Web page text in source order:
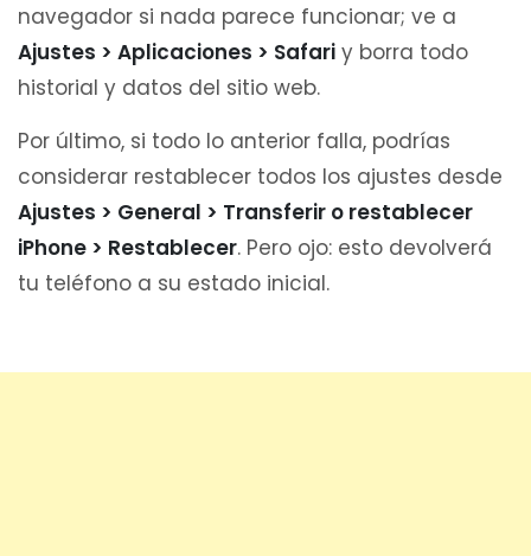
navegador si nada parece funcionar; ve a
Ajustes > Aplicaciones > Safari y borra todo
historial y datos del sitio web.
Por último, si todo lo anterior falla, podrías
considerar restablecer todos los ajustes desde
Ajustes > General > Transferir o restablecer
iPhone > Restablecer. Pero ojo: esto devolverá
tu teléfono a su estado inicial.